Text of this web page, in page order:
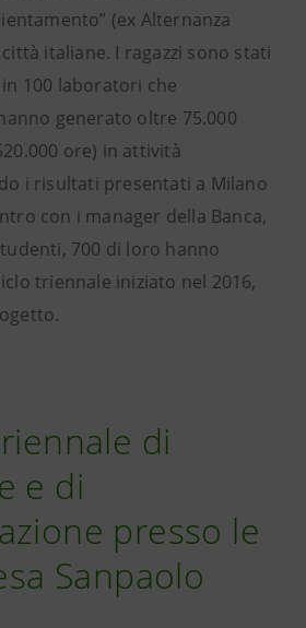
(ex Alternanza
italiane. I ragazzi sono stati
100 laboratori che
generato oltre 75.000
ore) in attività
i risultati presentati a Milano
con i manager della Banca,
700 di loro hanno
triennale iniziato nel 2016,
di
e di
presso le
Sanpaolo